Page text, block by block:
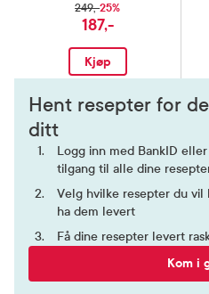
249,-25%
187,-
Kjøp
Hent resepter for
ditt
Logg inn med BankID
tilgang til alle dine
Velg hvilke resepter du
ha dem levert
Få dine resepter levert
Kom i